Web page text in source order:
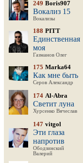
249 Boris907
Вокализ 15
Вокализы
188 PITT
Единственная
моя
Газманов Олег
175 Marka64
Как мне быть
Серов Александр
174 Al-Abra
Светит луна
Хурсенко Вячеслав
147 vitgol
Эти глаза
напротив
Ободзинский
Валерий